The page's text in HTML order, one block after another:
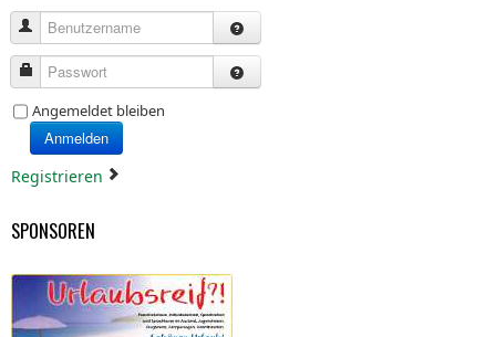
Benutzername
Passwort
Angemeldet bleiben
Anmelden
Registrieren
SPONSOREN